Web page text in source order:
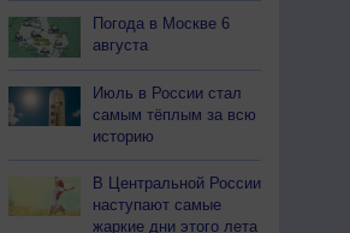
Погода в Москве 6
августа
Июль в России стал
самым тёплым за всю
историю
В Центральной России
наступают самые
жаркие дни этого лета